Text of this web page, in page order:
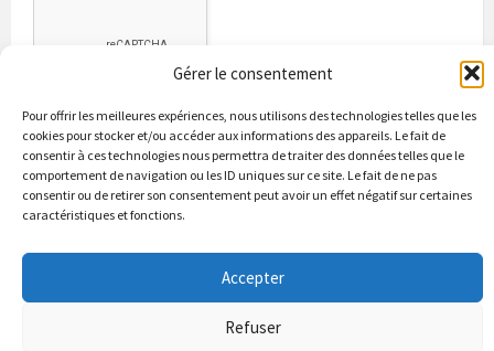
Gérer le consentement
Pour offrir les meilleures expériences, nous utilisons des technologies telles que les
cookies pour stocker et/ou accéder aux informations des appareils. Le fait de
consentir à ces technologies nous permettra de traiter des données telles que le
comportement de navigation ou les ID uniques sur ce site. Le fait de ne pas
consentir ou de retirer son consentement peut avoir un effet négatif sur certaines
caractéristiques et fonctions.
Accepter
Refuser
Bienvenue à Puycapel La municipalité
Actualités
Les bonnes adresses
Contacts & renseignements
Conformité à la loi RGPD